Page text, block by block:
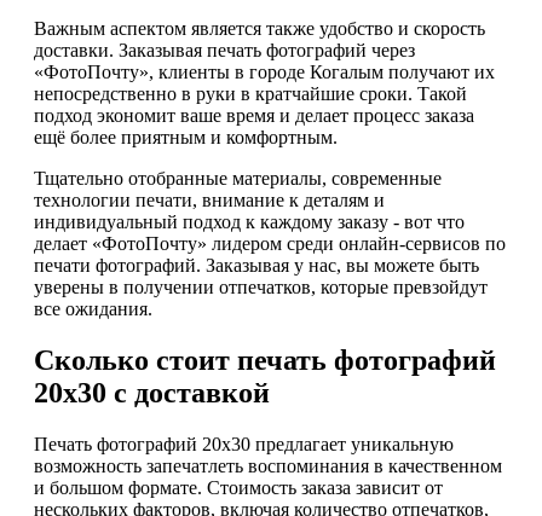
Важным аспектом является также удобство и скорость
доставки. Заказывая печать фотографий через
«ФотоПочту», клиенты в городе Когалым получают их
непосредственно в руки в кратчайшие сроки. Такой
подход экономит ваше время и делает процесс заказа
ещё более приятным и комфортным.
Тщательно отобранные материалы, современные
технологии печати, внимание к деталям и
индивидуальный подход к каждому заказу - вот что
делает «ФотоПочту» лидером среди онлайн-сервисов по
печати фотографий. Заказывая у нас, вы можете быть
уверены в получении отпечатков, которые превзойдут
все ожидания.
Сколько стоит печать фотографий
20х30 с доставкой
Печать фотографий 20х30 предлагает уникальную
возможность запечатлеть воспоминания в качественном
и большом формате. Стоимость заказа зависит от
нескольких факторов, включая количество отпечатков,